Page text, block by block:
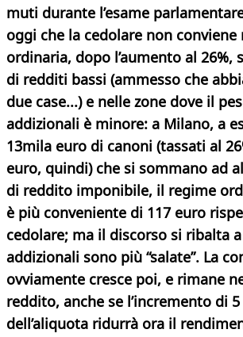
muti durante l’esame
oggi che la cedolare non conviene
ordinaria, dopo l’aumento al
di redditi bassi (ammesso che
due case...) e nelle zone dove il
addizionali è minore: a Milano, a
13mila euro di canoni (tassati al
euro, quindi) che si sommano ad
di reddito imponibile, il regime
è più conveniente di 117 euro
cedolare; ma il discorso si ribalta
addizionali sono più “salate”. La
ovviamente cresce poi, e rimane
reddito, anche se l’incremento di
dell’aliquota ridurrà ora il